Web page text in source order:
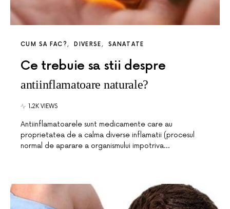
CUM SA FAC? DIVERSE SANATATE
Ce trebuie sa stii despre
antiinflamatoare naturale?
1.2K VIEWS
Antiinflamatoarele sunt medicamente care au
proprietatea de a calma diverse inflamatii (procesul
normal de aparare a organismului impotriva…